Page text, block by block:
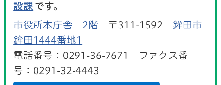
設課 です。
市役所本庁舎 2階 〒311-1592 鉾田市
鉾田1444番地1
電話番号：0291-36-7671 ファクス番
号：0291-32-4443